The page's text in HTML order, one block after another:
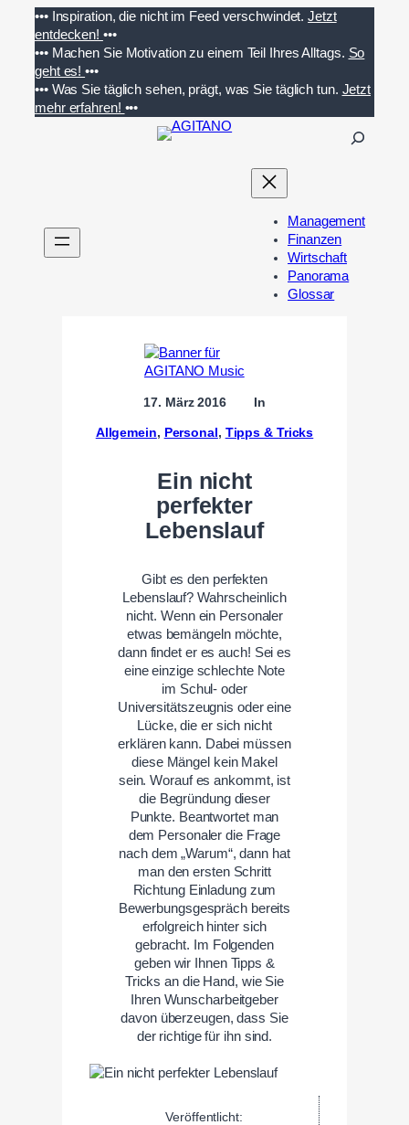
Inhalt
springen
••• Inspiration, die nicht im Feed verschwindet. Jetzt
entdecken! •••
••• Machen Sie Motivation zu einem Teil Ihres Alltags. So
geht es!•••
••• Was Sie täglich sehen, prägt, was Sie täglich tun. Jetzt
mehr erfahren! •••
n
Management
Finanzen
Wirtschaft
Panorama
Glossar
17. März 2016 In
Allgemein, Personal, Tipps & Tricks
Ein nicht
perfekter
Lebenslauf
Gibt es den perfekten
Lebenslauf? Wahrscheinlich
nicht. Wenn ein Personaler
etwas bemängeln möchte,
dann findet er es auch! Sei es
eine einzige schlechte Note
im Schul- oder
Universitätszeugnis oder eine
Lücke, die er sich nicht
erklären kann. Dabei müssen
diese Mängel kein Makel
sein. Worauf es ankommt, ist
die Begründung dieser
Punkte. Beantwortet man
dem Personaler die Frage
nach dem „Warum“, dann hat
man den ersten Schritt
Richtung Einladung zum
Bewerbungsgespräch bereits
erfolgreich hinter sich
gebracht. Im Folgenden
geben wir Ihnen Tipps &
Tricks an die Hand, wie Sie
Ihren Wunscharbeitgeber
davon überzeugen, dass Sie
der richtige für ihn sind.
Veröffentlicht: